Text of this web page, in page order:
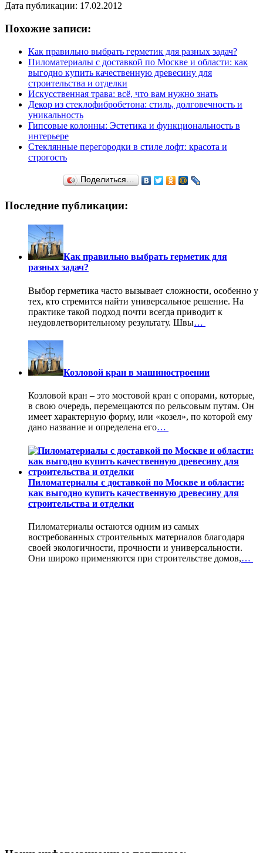
Дата публикации: 17.02.2012
Похожие записи:
Как правильно выбрать герметик для разных задач?
Пиломатериалы с доставкой по Москве и области: как
выгодно купить качественную древесину для
строительства и отделки
Искусственная трава: всё, что вам нужно знать
Декор из стеклофибробетона: стиль, долговечность и
уникальность
Гипсовые колонны: Эстетика и функциональность в
интерьере
Стеклянные перегородки в стиле лофт: красота и
строгость
Поделиться…
Последние публикации:
Как правильно выбрать герметик для
разных задач?
Выбор герметика часто вызывает сложности, особенно у
тех, кто стремится найти универсальное решение. На
практике такой подход почти всегда приводит к
неудовлетворительному результату. Швы…
Козловой кран в машиностроении
Козловой кран – это мостовой кран с опорами, которые,
в свою очередь, перемещаются по рельсовым путям. Он
имеет характерную форму, или «козел», по которой ему
дано название и определена его…
Пиломатериалы с доставкой по Москве и области:
как выгодно купить качественную древесину для
строительства и отделки
Пиломатериалы остаются одним из самых
востребованных строительных материалов благодаря
своей экологичности, прочности и универсальности.
Они широко применяются при строительстве домов,…